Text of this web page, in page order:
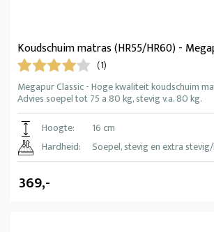
Koudschuim matras (HR55/HR60) -
(1)
Megapur Classic - Hoge kwaliteit koudschuim
Advies soepel tot 75 a 80 kg, stevig v.a. 80 kg.
Hoogte:
16 cm
Hardheid:
Soepel, stevig en extra
369,-